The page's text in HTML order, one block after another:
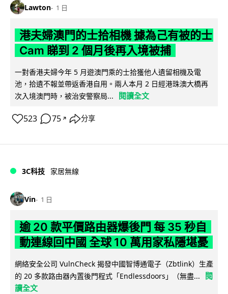
Lawton 1 日
港夫婦澳門的士拾相機 據為己有被的士
Cam 睇到 2 個月後再入境被捕
一對香港夫婦今年 5 月遊澳門乘的士拾獲他人遺留相機及電
池，拾遺不報並帶返香港自用。兩人本月 2 日經港珠澳大橋再
次入境澳門時，被治安警察局...
閱讀全文
523 75 ↗ 分享
3C科技 家居無線
Vin 1 日
逾 20 款平價路由器爆後門 每 35 秒自
動連線回中國 全球 10 萬用家私隱堪憂
網絡安全公司 VulnCheck 揭發中國智博通電子（Zbtlink）生產
的 20 多款路由器內置後門程式「Endlessdoors」（無盡...
閱
讀全文